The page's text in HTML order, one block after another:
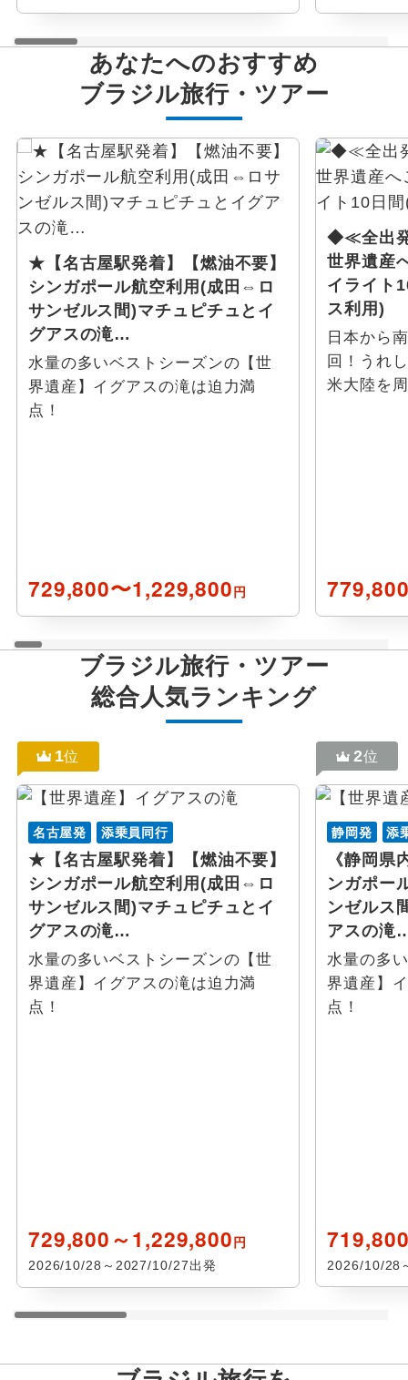
あなたへのおすすめ
ブラジル旅行・ツアー
★【名古屋駅発着】【燃油不要】
シンガポール航空利用(成田⇔ロ
サンゼルス間)マチュピチュとイ
グアスの滝…
水量の多いベストシーズンの【世
界遺産】イグアスの滝は迫力満
点！
729,800〜1,229,800円
◆≪全出
世界遺産
イライト
ス利用)
日本から
回！うれ
米大陸を
ブラジル旅行・ツアー
総合人気ランキング
1位
名古屋発 添乗員同行
★【名古屋駅発着】【燃油不要】
シンガポール航空利用(成田⇔ロ
サンゼルス間)マチュピチュとイ
グアスの滝…
水量の多いベストシーズンの【世
界遺産】イグアスの滝は迫力満
点！
729,800～1,229,800円
2026/10/28～2027/10/27出発
2位
静岡発 添
《静岡県
ンガポー
ンゼルス
アスの滝
水量の多
界遺産】
点！
2026/10/28